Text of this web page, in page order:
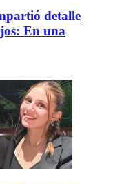
detalle
En una